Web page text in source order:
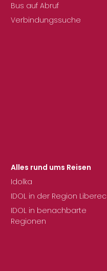
Bus auf Abruf
Verbindungssuche
Alles rund ums Reisen
Idolka
IDOL in der Region Liberec
IDOL in benachbarte
Regionen